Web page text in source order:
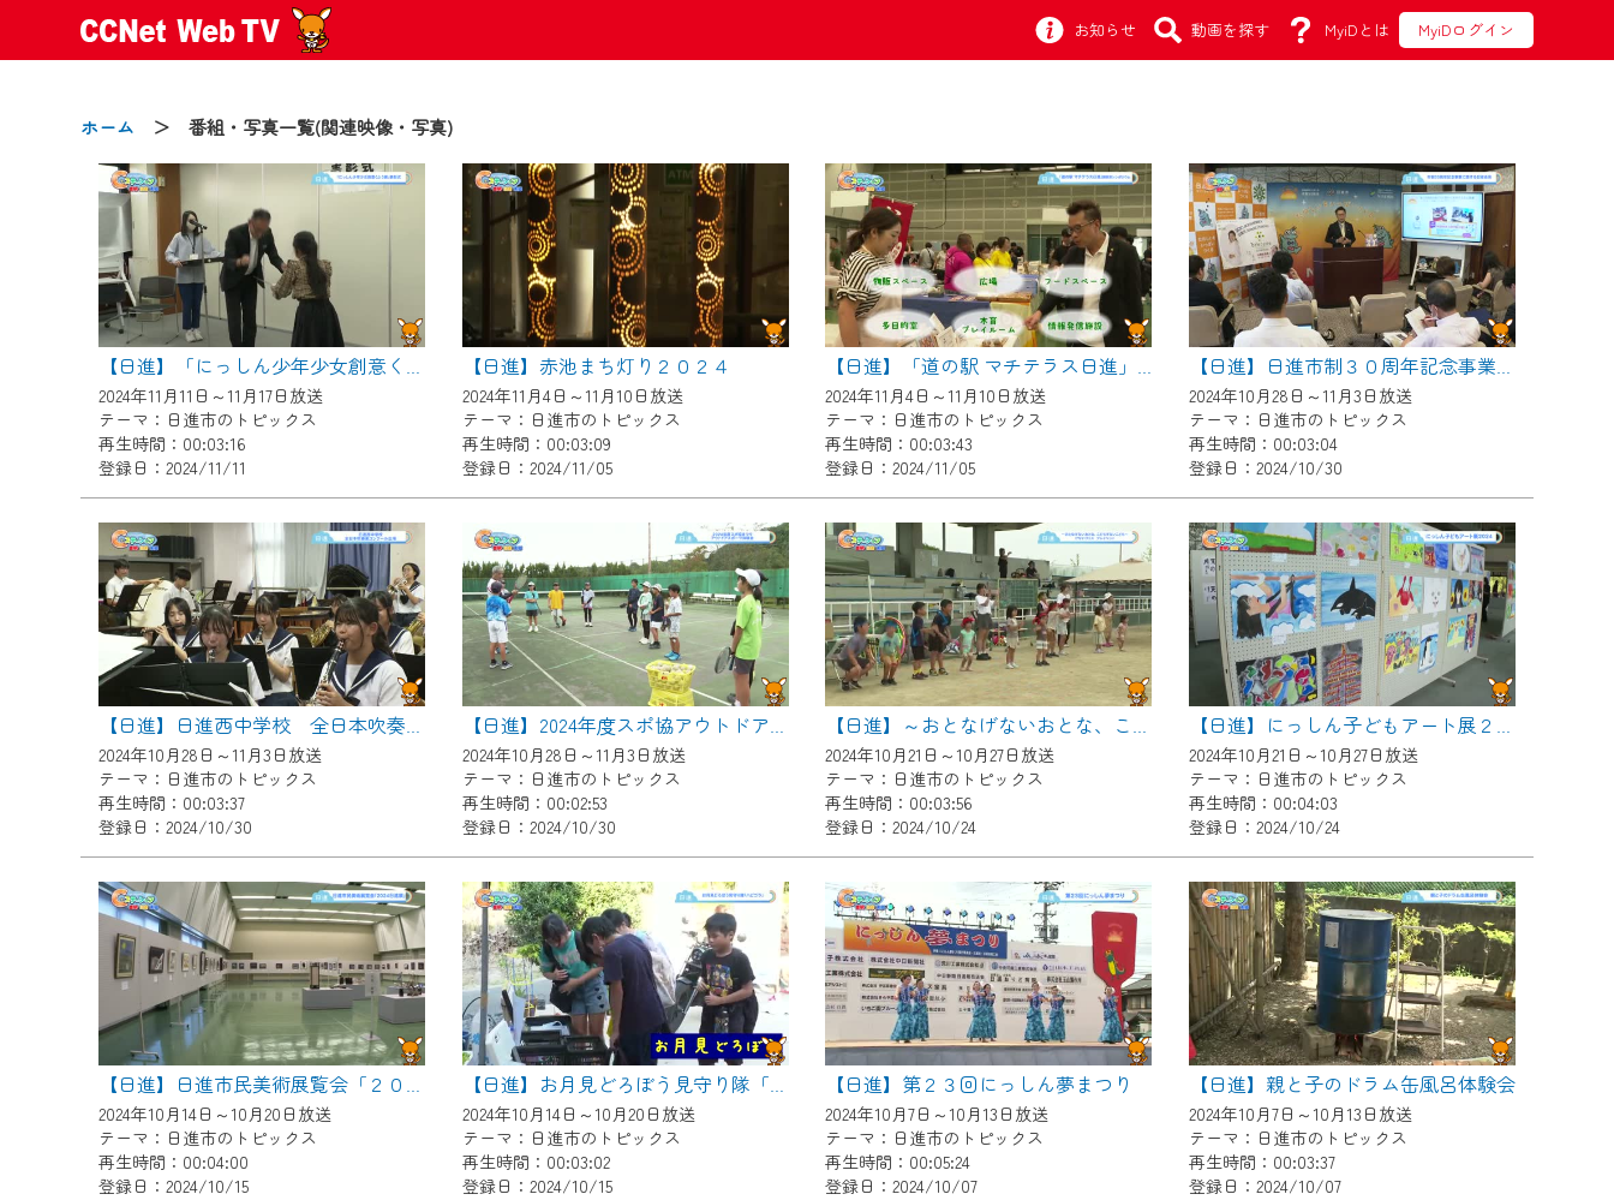
お知らせ 動画を探す MyiDとは MyiDログイン
ホーム ＞ 番組・写真一覧(関連映像・写真)
【日進】「にっしん少年少女創意くふう展」表彰式
2024年11月11日～11月17日放送
テーマ：日進市のトピックス
再生時間：00:03:16
登録日：2024/11/11
【日進】赤池まち灯り２０２４
2024年11月4日～11月10日放送
テーマ：日進市のトピックス
再生時間：00:03:09
登録日：2024/11/05
【日進】「道の駅 マチテラス日進」開駅前シンポジウム
2024年11月4日～11月10日放送
テーマ：日進市のトピックス
再生時間：00:03:43
登録日：2024/11/05
【日進】日進市制３０周年記念事業に関する記者会見
2024年10月28日～11月3日放送
テーマ：日進市のトピックス
再生時間：00:03:04
登録日：2024/10/30
【日進】日進西中学校 全日本吹奏楽コンクール出場
2024年10月28日～11月3日放送
テーマ：日進市のトピックス
再生時間：00:03:37
登録日：2024/10/30
【日進】2024年度スポ協アウトドアスポーツ体験会
2024年10月28日～11月3日放送
テーマ：日進市のトピックス
再生時間：00:02:53
登録日：2024/10/30
【日進】～おとなげないおとな、こどもげないこども～げないフェス プレイベント
2024年10月21日～10月27日放送
テーマ：日進市のトピックス
再生時間：00:03:56
登録日：2024/10/24
【日進】にっしん子どもアート展２０２４
2024年10月21日～10月27日放送
テーマ：日進市のトピックス
再生時間：00:04:03
登録日：2024/10/24
【日進】日進市民美術展覧会「２０２４日進展」
2024年10月14日～10月20日放送
テーマ：日進市のトピックス
再生時間：00:04:00
登録日：2024/10/15
【日進】お月見どろぼう見守り隊「ハピゴラ」
2024年10月14日～10月20日放送
テーマ：日進市のトピックス
再生時間：00:03:02
登録日：2024/10/15
【日進】第２３回にっしん夢まつり
2024年10月7日～10月13日放送
テーマ：日進市のトピックス
再生時間：00:05:24
登録日：2024/10/07
【日進】親と子のドラム缶風呂体験会
2024年10月7日～10月13日放送
テーマ：日進市のトピックス
再生時間：00:03:37
登録日：2024/10/07
お知らせ
2024/09/02
動画配信サービス『CCNet Web TV』は2024年9月24日からリニューアルします！
【変更点】
◆デザイン変更により、お住まいの地域の動画コンテンツが一目瞭然。
◆当社アプリやＰＣブラウザから、いつでも・どこでも・外出先でも！
CCNetサービスエリア20市町の地域情報番組をご視聴いただけます！
【ご注意】
2024年9月24日からはご加入者様へのサービス向上のため、
『CCNet Web TV』を利用いただくには、一部コンテンツを除き、
CCNetサービスへの加入と『CCNetマイページ※』へのログインが必要となります。
何卒、ご理解ご了承の程よろしくお願いいたします。
※マイページへのログインには、MyIDが必要となります。
※MyIDとは、CCNet Web TVを含むCCNetの各種サービスをご利用頂くためのIDです。
IDはお客様が使っているメールアドレスで設定できます。
（GmailやYahooなどのフリーメールアドレスでも作成可能です）
※マイページへのログイン・MyIDの新規登録は
※CCNetアプリをご利用中の方は引き続きご視聴いただけます。
＜メンテナンス情報＞
CCNetWebTVのリニューアルにともないメンテナンス作業を予定しています。
日時 9/24 9:30～16:30
作業の間は、CCNetWebTVの画面が「メンテナンス中」になり、ご利用いただけません。
ご不便をおかけいたしますが、ご了承の程よろしくお願いいたします。